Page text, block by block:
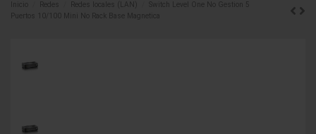
Inicio Redes locales (LAN)
Switch Level One No Gestion 5
Puertos 10/100 Mini No Rack Base Magnetica